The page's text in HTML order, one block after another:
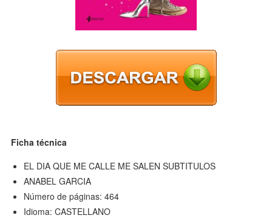
Ficha técnica
EL DIA QUE ME CALLE ME SALEN SUBTITULOS
ANABEL GARCIA
Número de páginas: 464
Idioma: CASTELLANO